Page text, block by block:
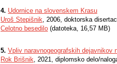
4. Udornice na slovenskem Krasu
Uroš Stepišnik, 2006, doktorska
Celotno besedilo (datoteka, 16,57 MB)
5. Vpliv naravnogeografskih dejavnikov
Rok Brišnik, 2021, diplomsko delo/